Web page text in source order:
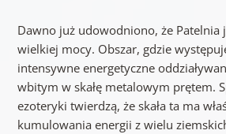
Dawno już udowodniono, że Patelnia
wielkiej mocy. Obszar, gdzie
intensywne energetyczne
wbitym w skałę metalowym prętem.
ezoteryki twierdzą, że skała ta ma
kumulowania energii z wielu